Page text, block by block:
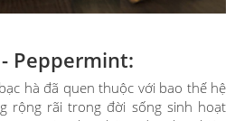
Peppermint:
hà đã quen thuộc với bao thế hệ
rộng rãi trong đời sống sinh hoạt